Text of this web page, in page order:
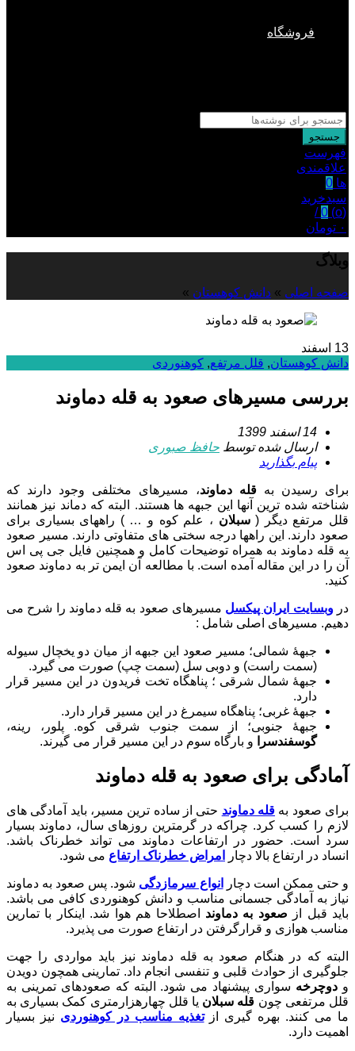
فروشگاه
جستجو
فهرست
علاقمندی
ها 0
سبدخرید
(
o
)
0
/
۰ تومان
وبلاگ
صفحه اصلی » دانش کوهستان »
13 اسفند
دانش کوهستان, قلل مرتفع, کوهنوردی
بررسی مسیرهای صعود به قله دماوند
14 اسفند 1399
ارسال شده توسط حافظ صبوری
پیام بگذارید
برای رسیدن به قله دماوند، مسیرهای مختلفی وجود دارند که
شناخته شده ترین آنها این جبهه ها هستند. البته که دماند نیز همانند
قلل مرتفع دیگر (سبلان ، علم کوه و … ) راههای بسیاری برای
صعود دارند. این راهها درجه سختی های متفاوتی دارند. مسیر صعود
به قله دماوند به همراه توضیحات کامل و همچنین فایل جی پی اس
آن را در این مقاله آمده است. با مطالعه آن ایمن تر به دماوند صعود
کنید.
دروبسایت ایران پیکسل مسیرهای صعود به قله دماوند را شرح می
دهیم. مسیرهای اصلی شامل :
جبهۀ شمالی؛ مسیر صعود این جبهه از میان دو یخچال سیوله
(سمت راست) و دوبی سل (سمت چپ) صورت می گیرد.
جبهۀ شمال شرقی ؛ پناهگاه تخت فریدون در این مسیر قرار
دارد.
جبهۀ غربی؛ پناهگاه سیمرغ در این مسیر قرار دارد.
جبهۀ جنوبی؛ از سمت جنوب شرقی کوه. پلور، رینه،
گوسفندسرا
و بارگاه سوم در این مسیر قرار می گیرند.
آمادگی برای صعود به قله دماوند
برای صعود به قله دماوند حتی از ساده ترین مسیر، باید آمادگی های
لازم را کسب کرد. چراکه در گرمترین روزهای سال، دماوند بسیار
سرد است. حضور در ارتفاعات دماوند می تواند خطرناک باشد.
انساد در ارتفاع بالا دچار
امراض خطرناک ارتفاع می شود.
و حتی ممکن است دچار انواع سرمازدگی شود. پس صعود به دماوند
نیاز به آمادگی جسمانی مناسب و دانش کوهنوردی کافی می باشد.
باید قبل از صعود به دماوند اصطلاحا هم هوا شد. اینکار با تمارین
مناسب هوازی و قرارگرفتن در ارتفاع صورت می پذیرد.
البته که در هنگام صعود به قله دماوند نیز باید مواردی را جهت
جلوگیری از حوادث قلبی و تنفسی انجام داد. تمارینی همچون دویدن
و دوچرخه سواری پیشنهاد می شود. البته که صعودهای تمرینی به
قلل مرتفعی چون قله سبلان یا قلل چهارهزارمتری کمک بسیاری به
ما می کنند. بهره گیری ازتغذیه مناسب در کوهنوردی نیز بسیار
اهمیت دارد.